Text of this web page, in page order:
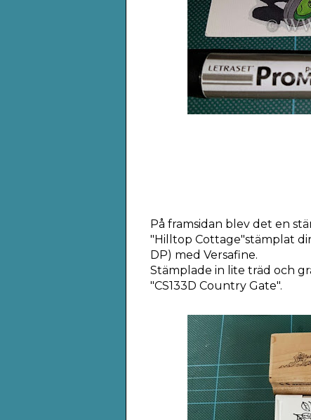
På framsidan blev det en
"Hilltop Cottage"stämplat
DP) med Versafine.
Stämplade in lite träd och
"CS133D Country Gate".